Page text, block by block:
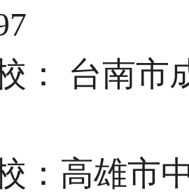
： 台南市
：高雄市